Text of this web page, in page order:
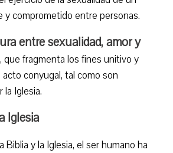
y comprometido entre personas.
entre sexualidad, amor y
, que fragmenta los fines unitivo y
conyugal, tal como son
la Iglesia.
Iglesia
Biblia y la Iglesia, el ser humano ha